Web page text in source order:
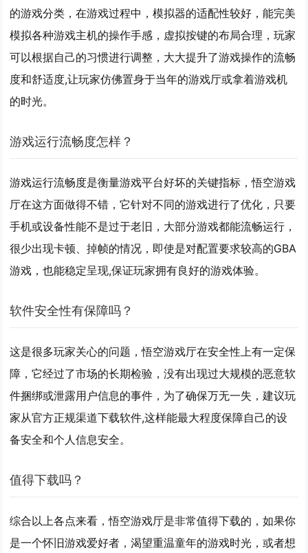
的游戏分类，在游戏过程中，模拟器的适配性较好，能完美
模拟各种游戏主机的操作手感，虚拟按键的布局合理，玩家
可以根据自己的习惯进行调整，大大提升了游戏操作的流畅
度和舒适度,让玩家仿佛置身于当年的游戏厅或拿着游戏机
的时光。
游戏运行流畅度怎样？
游戏运行流畅度是衡量游戏平台好坏的关键指标，悟空游戏
厅在这方面做得不错，它针对不同的游戏进行了优化，只要
手机或设备性能不是过于老旧，大部分游戏都能流畅运行，
很少出现卡顿、掉帧的情况，即使是对配置要求较高的GBA
游戏，也能稳定呈现,保证玩家拥有良好的游戏体验。
软件安全性有保障吗？
这是很多玩家关心的问题，悟空游戏厅在安全性上有一定保
障，它经过了市场的长期检验，没有出现过大规模的恶意软
件捆绑或泄露用户信息的事件，为了确保万无一失，建议玩
家从官方正规渠道下载软件,这样能最大程度保障自己的设
备安全和个人信息安全。
值得下载吗？
综合以上各点来看，悟空游戏厅是非常值得下载的，如果你
是一个怀旧游戏爱好者，渴望重温童年的游戏时光，或者想